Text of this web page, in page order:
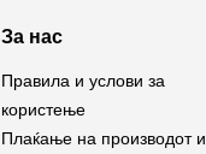
За нас
Правила и услови за
користење
Плаќање на производот и